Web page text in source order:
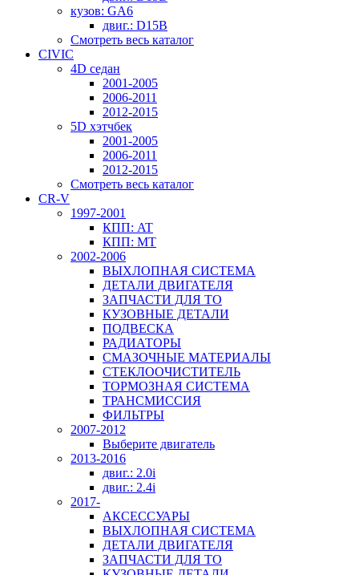
кузов: GA6
двиг.: D15B
Смотреть весь каталог
CIVIC
4D седан
2001-2005
2006-2011
2012-2015
5D хэтчбек
2001-2005
2006-2011
2012-2015
Смотреть весь каталог
CR-V
1997-2001
КПП: AT
КПП: MT
2002-2006
ВЫХЛОПНАЯ СИСТЕМА
ДЕТАЛИ ДВИГАТЕЛЯ
ЗАПЧАСТИ ДЛЯ ТО
КУЗОВНЫЕ ДЕТАЛИ
ПОДВЕСКА
РАДИАТОРЫ
СМАЗОЧНЫЕ МАТЕРИАЛЫ
СТЕКЛООЧИСТИТЕЛЬ
ТОРМОЗНАЯ СИСТЕМА
ТРАНСМИССИЯ
ФИЛЬТРЫ
2007-2012
Выберите двигатель
2013-2016
двиг.: 2.0i
двиг.: 2.4i
2017-
АКСЕССУАРЫ
ВЫХЛОПНАЯ СИСТЕМА
ДЕТАЛИ ДВИГАТЕЛЯ
ЗАПЧАСТИ ДЛЯ ТО